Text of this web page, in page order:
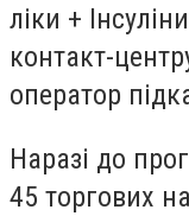
ліки +
контакт-
оператор
Наразі до
45 торгових